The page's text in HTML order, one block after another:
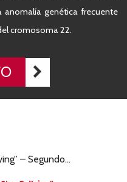
anomalía genética frecuente
cromosoma 22.
– Segundo...